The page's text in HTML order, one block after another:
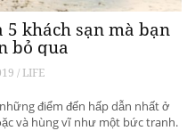
khách sạn mà bạn
bỏ qua
/ LIFE
điểm đến hấp dẫn nhất ở
và hùng vĩ như một bức tranh.